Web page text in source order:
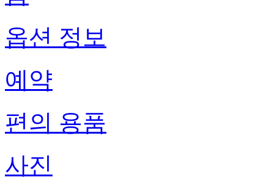
옵션 정보
예약
편의 용품
사진